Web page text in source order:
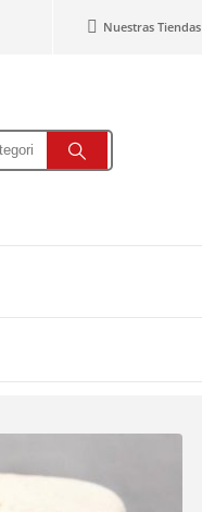
Nuestras Tiendas